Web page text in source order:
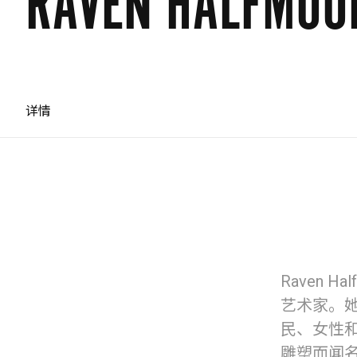
详情
Raven
艺术家。
民、女性
雕塑而闻